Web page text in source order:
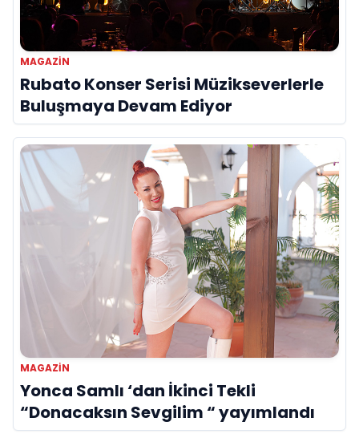
MAGAZIN
Rubato Konser Serisi Müzikseverlerle
Buluşmaya Devam Ediyor
MAGAZIN
Yonca Samlı ‘dan İkinci Tekli
“Donacaksın Sevgilim “ yayımlandı